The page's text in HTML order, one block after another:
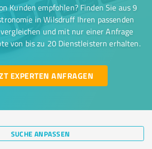
Kunden empfohlen? Finden Sie aus 9
in Wilsdruff Ihren passenden
und mit nur einer Anfrage
von bis zu 20 Dienstleistern erhalten.
EXPERTEN ANFRAGEN
SUCHE ANPASSEN